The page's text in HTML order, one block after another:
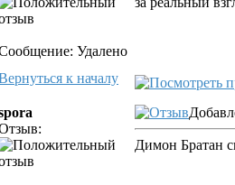
Удалено
к началу
Димон Братан